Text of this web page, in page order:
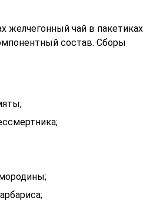
желчегонный чай в пакетиках
состав. Сборы